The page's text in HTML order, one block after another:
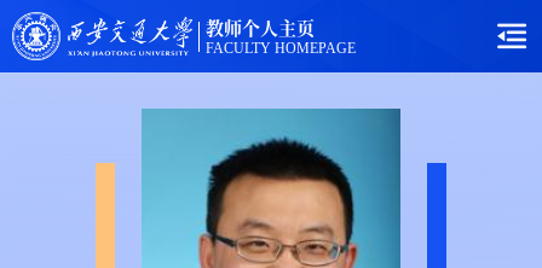
教师个人主页
FACULTY HOMEPAGE